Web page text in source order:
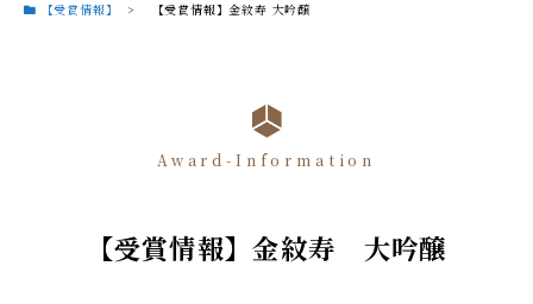
【受賞情報】
> 【受賞情報】金紋寿 大吟醸
Award-Information
【受賞情報】金紋寿 大吟醸